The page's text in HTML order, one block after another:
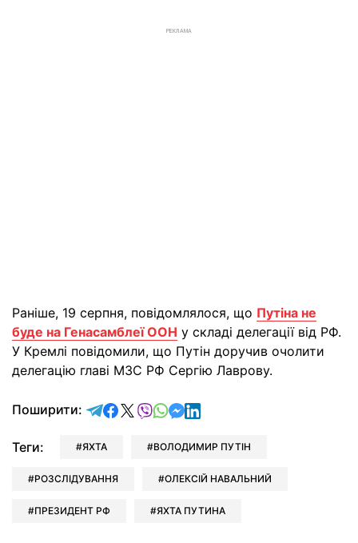
РЕКЛАМА
Раніше, 19 серпня, повідомлялося, що Путіна не
буде на Генасамблеї ООН у складі делегації від РФ.
У Кремлі повідомили, що Путін доручив очолити
делегацію главі МЗС РФ Сергію Лаврову.
Поширити: відправити у Telegram
поділитись у Facebook
поділитись у X
відправити у Viber
відправити у Whatsapp
відправити у Messenger
відправити у LinkedIn
Теги: ЯХТА ВОЛОДИМИР ПУТІН
РОЗСЛІДУВАННЯ ОЛЕКСІЙ НАВАЛЬНИЙ
ПРЕЗИДЕНТ РФ ЯХТА ПУТИНА